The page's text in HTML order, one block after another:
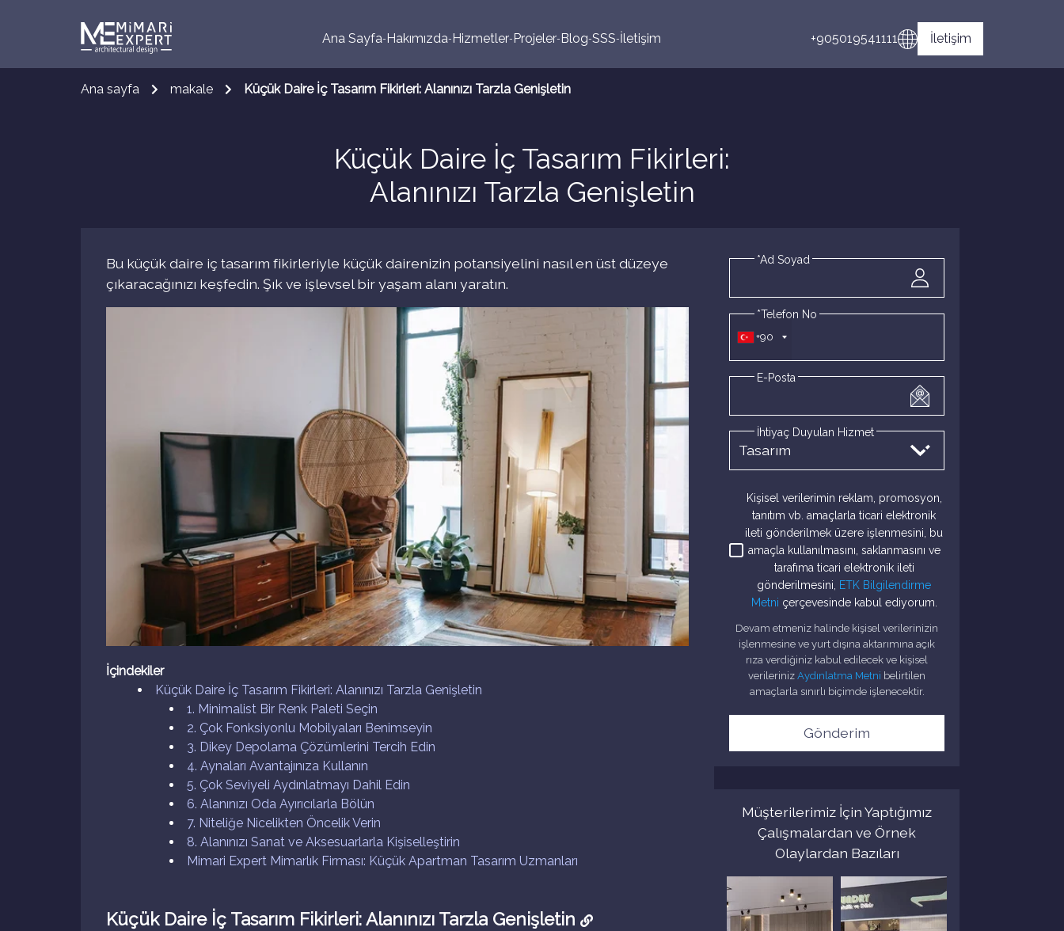
Ana Sayfa Hakımızda Hizmetler Projeler Blog SSS İletişim +905019541111 İletişim
Ana sayfa makale Küçük Daire İç Tasarım Fikirleri: Alanınızı Tarzla Genişletin
Küçük Daire İç Tasarım Fikirleri:
Alanınızı Tarzla Genişletin
Bu küçük daire iç tasarım fikirleriyle küçük dairenizin potansiyelini nasıl en üst düzeye
çıkaracağınızı keşfedin. Şık ve işlevsel bir yaşam alanı yaratın.
İçindekiler
Küçük Daire İç Tasarım Fikirleri: Alanınızı Tarzla Genişletin
1. Minimalist Bir Renk Paleti Seçin
2. Çok Fonksiyonlu Mobilyaları Benimseyin
3. Dikey Depolama Çözümlerini Tercih Edin
4. Aynaları Avantajınıza Kullanın
5. Çok Seviyeli Aydınlatmayı Dahil Edin
6. Alanınızı Oda Ayırıcılarla Bölün
7. Niteliğe Nicelikten Öncelik Verin
8. Alanınızı Sanat ve Aksesuarlarla Kişiselleştirin
Mimari Expert Mimarlık Firması: Küçük Apartman Tasarım Uzmanları
Küçük Daire İç Tasarım Fikirleri: Alanınızı Tarzla Genişletin
*Ad Soyad
+90
*Telefon No
E-Posta
İhtiyaç Duyulan Hizmet
Kişisel verilerimin reklam, promosyon,
tanıtım vb. amaçlarla ticari elektronik
ileti gönderilmek üzere işlenmesini, bu
amaçla kullanılmasını, saklanmasını ve
tarafıma ticari elektronik ileti
gönderilmesini,
ETK Bilgilendirme
Metni çerçevesinde kabul ediyorum.
Devam etmeniz halinde kişisel verilerinizin
işlenmesine ve yurt dışına aktarımına açık
rıza verdiğiniz kabul edilecek ve kişisel
verileriniz Aydınlatma Metni belirtilen
amaçlarla sınırlı biçimde işlenecektir.
Gönderim
Müşterilerimiz İçin Yaptığımız
Çalışmalardan ve Örnek
Olaylardan Bazıları